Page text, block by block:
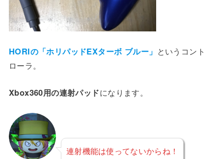
HORIの「ホリパッドEXターボ ブルー」 というコント
ローラ。
Xbox360用の連射パッドになります。
連射機能は使ってないからね！